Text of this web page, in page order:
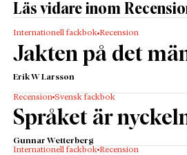
Läs vidare inom
Internationell fackbok Recension
Jakten på det
Erik W Larsson
Recension Svensk fackbok
Språket är
Gunnar Wetterberg
Internationell fackbok Recension